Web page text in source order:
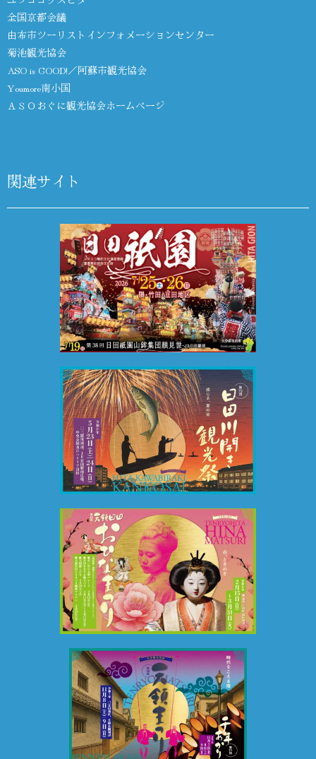
全国京都会議
由布市ツーリストインフォメーションセンター
菊池観光協会
ASO is GOOD!／阿蘇市観光協会
Youmore南小国
ＡＳＯおぐに観光協会ホームページ
関連サイト